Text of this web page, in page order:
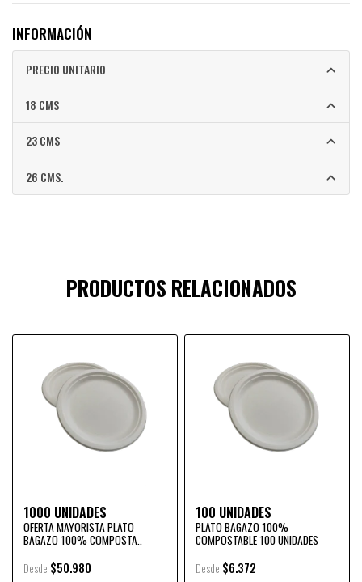
INFORMACIÓN
PRECIO UNITARIO
18 CMS
23 CMS
26 CMS.
PRODUCTOS RELACIONADOS
1000 UNIDADES
OFERTA MAYORISTA PLATO
BAGAZO 100% COMPOSTA..
Desde $50.980
100 UNIDADES
PLATO BAGAZO 100%
COMPOSTABLE 100 UNIDADES
Desde $6.372